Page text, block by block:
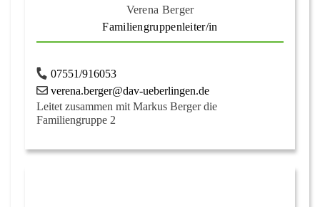
Verena Berger
Familiengruppenleiter/in
07551/916053
verena.berger@dav-ueberlingen.de
Leitet zusammen mit Markus Berger die
Familiengruppe 2